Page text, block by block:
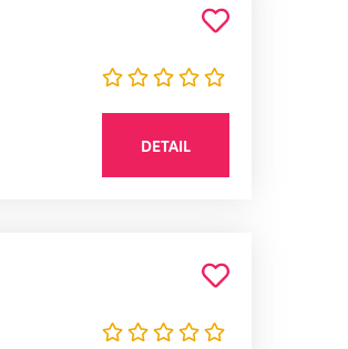
DETAIL